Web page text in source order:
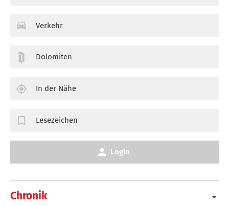
Chronik
Verkehr
Dolomiten
In der Nähe
Lesezeichen
Login